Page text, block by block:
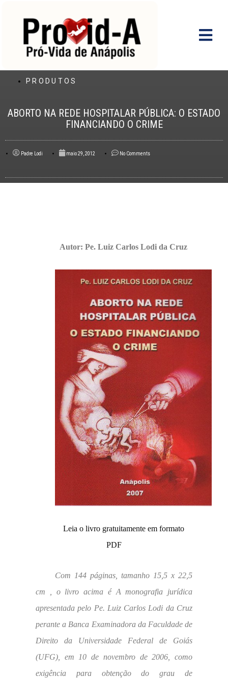
PRODUTOS
ABORTO NA REDE HOSPITALAR PÚBLICA: O ESTADO
FINANCIANDO O CRIME
Padre Lodi maio 29, 2012 No Comments
Autor: Pe. Luiz Carlos Lodi da Cruz
Leia o livro gratuitamente em formato
PDF
Com 144 páginas, tamanho 15,5 x 22,5
cm , o livro acima é A monografia jurídica
apresentada pelo Pe. Luiz Carlos Lodi da Cruz
perante a Banca Examinadora da Faculdade de
Direito da Universidade Federal de Goiás
(UFG), em 10 de novembro de 2006, como
exigência para obtenção do grau de